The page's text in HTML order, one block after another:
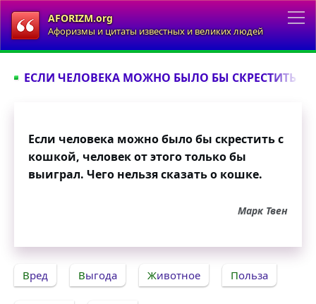
AFORIZM.org
Афоризмы и цитаты известных и великих людей
ЕСЛИ ЧЕЛОВЕКА МОЖНО БЫЛО БЫ СКРЕСТИТЬ С
Если человека можно было бы скрестить с
кошкой, человек от этого только бы
выиграл. Чего нельзя сказать о кошке.
Марк Твен
Вред Выгода Животное Польза